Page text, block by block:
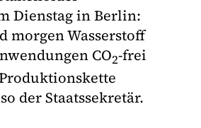
Dienstag in Berlin:
morgen Wasserstoff
CO2-frei
der Staatssekretär.